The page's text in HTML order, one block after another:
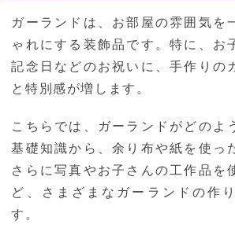
ガーランドは、お部屋の雰囲気を
ゃれにする装飾品です。特に、お
記念日などのお祝いに、手作りの
と特別感が増します。
こちらでは、ガーランドがどのよ
基礎知識から、余り布や紙を使っ
さらに写真やお子さんの工作品を
ど、さまざまなガーランドの作
す。